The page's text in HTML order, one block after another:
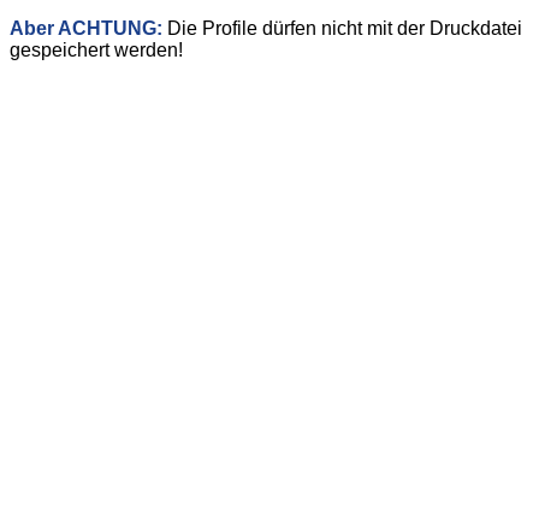
Aber ACHTUNG: Die Profile dürfen nicht mit der Druckdatei
gespeichert werden!